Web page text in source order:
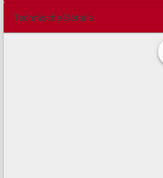
Technische Details